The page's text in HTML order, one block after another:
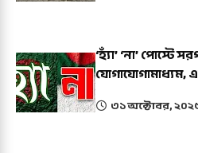
‘হ্যাঁ’ ‘না’ পোস্টে
যোগাযোগামাধ্যম,
৩১ অক্টোবর,